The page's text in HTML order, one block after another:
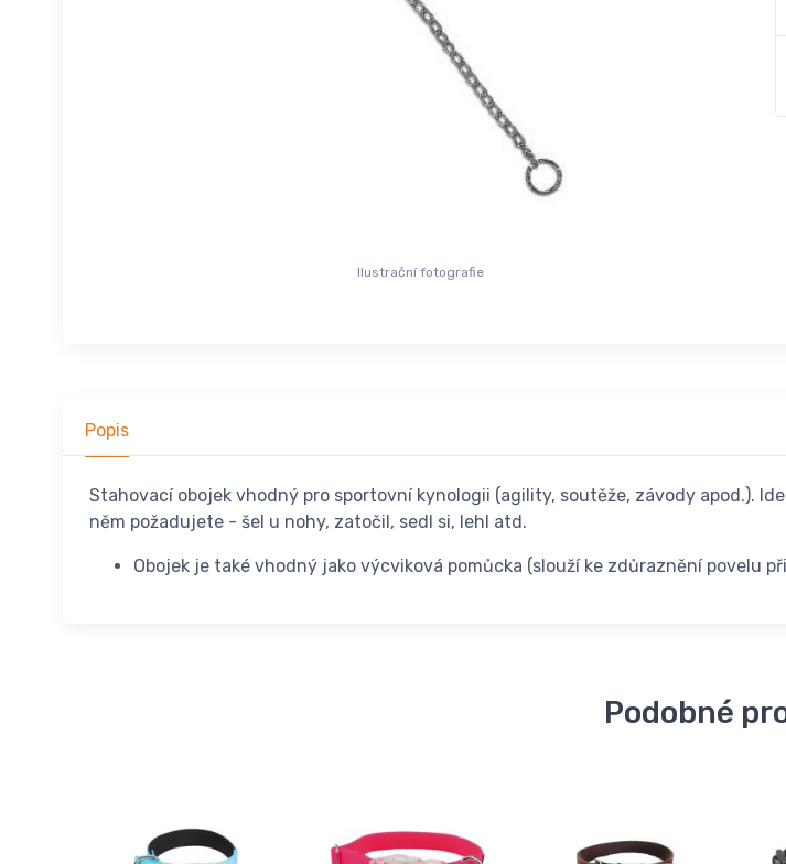
Ilustrační fotografie
Popis
Stahovací obojek vhodný pro sportovní kynologii (agility, soutěže, závody apod.).
něm požadujete - šel u nohy, zatočil, sedl si, lehl atd.
Obojek je také vhodný jako výcviková pomůcka (slouží ke zdůraznění povelu
Podobné